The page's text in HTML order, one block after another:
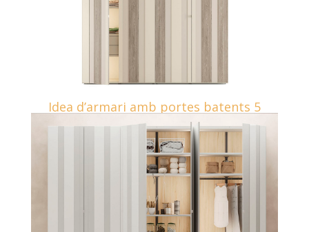
Idea d’armari amb portes batents 5